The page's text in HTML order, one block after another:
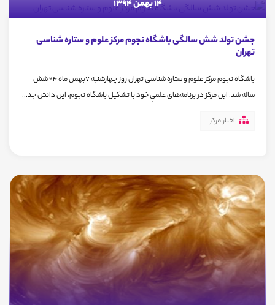
14 بهمن 1394
جشن تولد شش سالگی باشگاه نجوم مرکز علوم و ستاره شناسی
تهران
باشگاه نجوم مرکز علوم و ستاره شناسی تهران روز چهارشنبه 7بهمن ماه 94 شش
‌ساله شد. این مرکز در برنامه‌هاي علميِ خود با تشكيل باشگاه نجوم، اين دانش جذ...
اخبار مرکز